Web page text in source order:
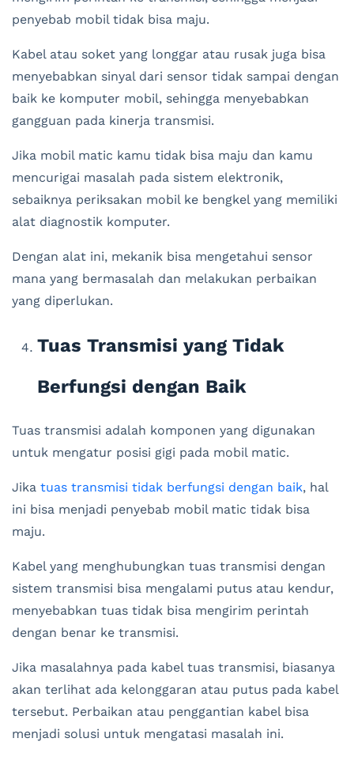
penyebab mobil tidak bisa maju.
Kabel atau soket yang longgar atau rusak juga bisa
menyebabkan sinyal dari sensor tidak sampai dengan
baik ke komputer mobil, sehingga menyebabkan
gangguan pada kinerja transmisi.
Jika mobil matic kamu tidak bisa maju dan kamu
mencurigai masalah pada sistem elektronik,
sebaiknya periksakan mobil ke bengkel yang memiliki
alat diagnostik komputer.
Dengan alat ini, mekanik bisa mengetahui sensor
mana yang bermasalah dan melakukan perbaikan
yang diperlukan.
Tuas Transmisi yang Tidak
Berfungsi dengan Baik
Tuas transmisi adalah komponen yang digunakan
untuk mengatur posisi gigi pada mobil matic.
Jika tuas transmisi tidak berfungsi dengan baik, hal
ini bisa menjadi penyebab mobil matic tidak bisa
maju.
Kabel yang menghubungkan tuas transmisi dengan
sistem transmisi bisa mengalami putus atau kendur,
menyebabkan tuas tidak bisa mengirim perintah
dengan benar ke transmisi.
Jika masalahnya pada kabel tuas transmisi, biasanya
akan terlihat ada kelonggaran atau putus pada kabel
tersebut. Perbaikan atau penggantian kabel bisa
menjadi solusi untuk mengatasi masalah ini.